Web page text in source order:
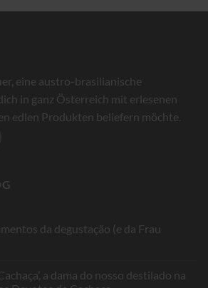
eine austro-brasilianische
in ganz Österreich mit erlesenen
edlen Produkten beliefern möchte.
da degustação (e da Frau
a dama do nosso destilado na